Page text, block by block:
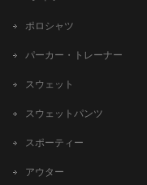
ポロシャツ
パーカー・トレーナー
スウェット
スウェットパンツ
スポーティー
アウター